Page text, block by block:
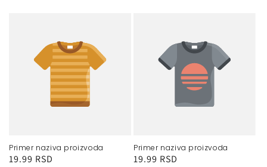
Primer naziva proizvoda
Redovna
19.99 RSD
Primer naziva proizvoda
Redovna
19.99 RSD